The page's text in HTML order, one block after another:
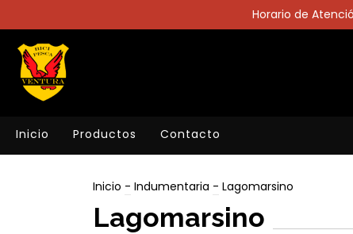
Horario de
Inicio Productos Contacto
Inicio - Indumentaria - Lagomarsino
Lagomarsino